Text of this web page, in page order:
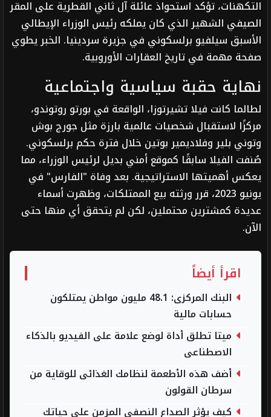
التكهنات، تؤكد استحواذ عائلة آل ثاني القطرية على المقر
الصيفي الشهير الذي كان يملكه رئيس الوزراء الإيطالي
الأسبق سيلفيو برلسكوني في جزيرة سردينيا. الخبر يطوي
صفحة مهمة في تاريخ العقارات الأوروبية.
نهاية حقبة سياسية واجتماعية
لطالما كانت فيلا تشيرتوزا، الواقعة في بورتو روتوندو،
مركزًا لاستقبال شخصيات عالمية بارزة مثل جورج بوش
وتوني بلير وفلاديمير بوتين خلال فترة حكم برلسكوني.
صُنفت الفيلا سابقًا كموقع أمني بديل لرئيس الوزراء، مما
يعكس أهميتها الاستراتيجية. بعد وفاة "الفارس" في
يونيو 2023، قرر ورثته بيع الممتلكات، وظهرت أسماء
عديدة كمشترين محتملين، لكن لم يتحقق أي منها حتى
الآن.
اقرأ أيضاً
البنك المركزى: 48.1 مليون مواطن يمتلكون
حسابات مالية
ميتا تطلق أداة لوضع علامة على الفيديو بالذكاء
الاصطناعى
أضف هذه الأطعمة لنظامك الغذائى للوقاية من
سرطان القولون
كيف يؤثر الصداع النصفي المزمن على حياتك